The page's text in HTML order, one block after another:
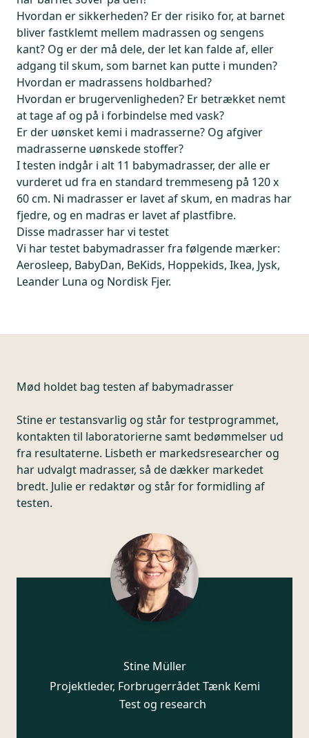
Hvordan er sikkerheden? Er der risiko for, at barnet
bliver fastklemt mellem madrassen og sengens
kant? Og er der må dele, der let kan falde af, eller
adgang til skum, som barnet kan putte i munden?
Hvordan er madrassens holdbarhed?
Hvordan er brugervenligheden? Er betrækket nemt
at tage af og på i forbindelse med vask?
Er der uønsket kemi i madrasserne? Og afgiver
madrasserne uønskede stoffer?
I testen indgår i alt 11 babymadrasser, der alle er
vurderet ud fra en standard tremmeseng på 120 x
60 cm. Ni madrasser er lavet af skum, en madras har
fjedre, og en madras er lavet af plastfibre.
Disse madrasser har vi testet
Vi har testet babymadrasser fra følgende mærker:
Aerosleep, BabyDan, BeKids, Hoppekids, Ikea, Jysk,
Leander Luna og Nordisk Fjer.
Mød holdet bag testen af babymadrasser
Stine er testansvarlig og står for testprogrammet,
kontakten til laboratorierne samt bedømmelser ud
fra resultaterne. Lisbeth er markedsresearcher og
har udvalgt madrasser, så de dækker markedet
bredt. Julie er redaktør og står for formidling af
testen.
Stine Müller
Projektleder, Forbrugerrådet Tænk Kemi
Test og research